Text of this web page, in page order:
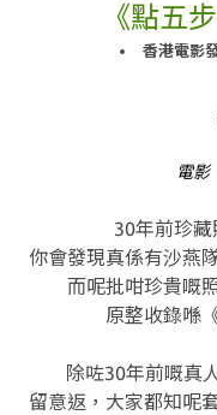
《點五
香港電影
電影
30年前珍藏
你會發現真係有沙燕
而呢批咁珍貴嘅
原整收錄喺
除咗30年前嘅真
留意返，大家都知呢